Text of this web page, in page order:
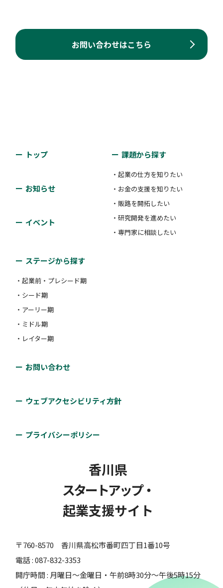
お問い合わせはこちら
トップ
お知らせ
イベント
課題から探す
・起業の仕方を知りたい
・お金の支援を知りたい
・販路を開拓したい
・研究開発を進めたい
・専門家に相談したい
ステージから探す
・起業前・プレシード期
・シード期
・アーリー期
・ミドル期
・レイター期
お問い合わせ
ウェブアクセシビリティ方針
プライバシーポリシー
香川県
スタートアップ・
起業支援サイト
〒760-8570 香川県高松市番町四丁目1番10号
電話 : 087-832-3353
開庁時間 : 月曜日～金曜日・午前8時30分～午後5時15分